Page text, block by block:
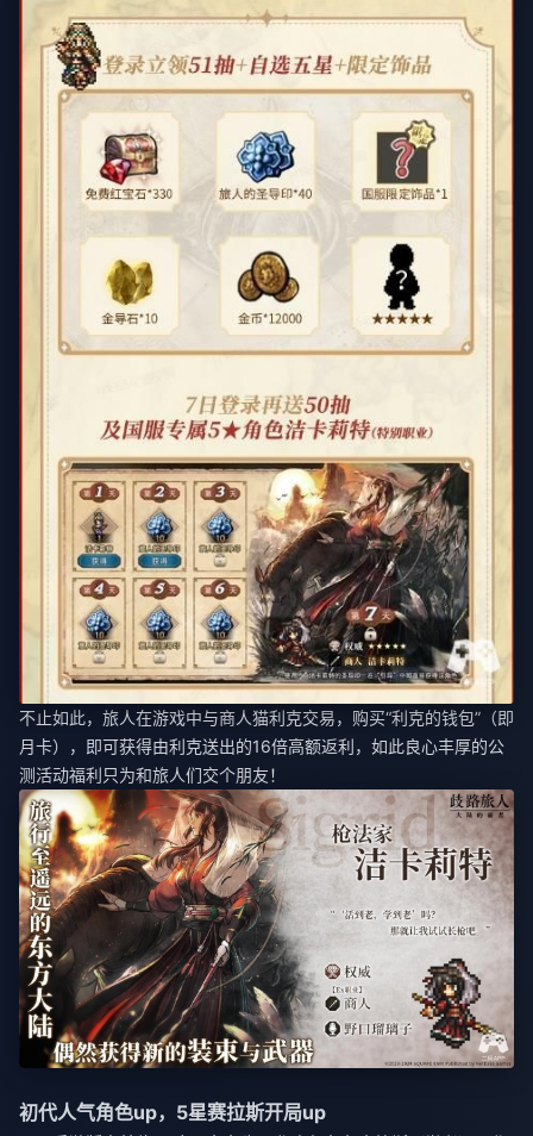
不止如此，旅人在游戏中与商人猫利克交易，购买“利克的钱包”（即
月卡），即可获得由利克送出的16倍高额返利，如此良心丰厚的公
测活动福利只为和旅人们交个朋友！
初代人气角色up，5星赛拉斯开局up